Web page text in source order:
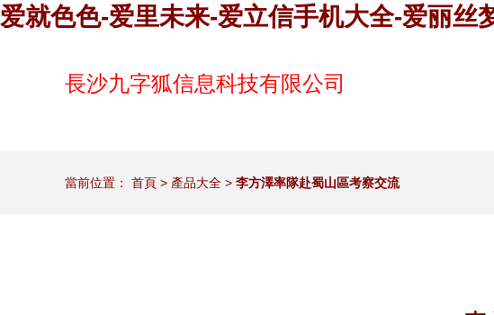
爱就色色-爱里未来-爱立信手机大全-爱丽丝
長沙九字狐信息科技有限公司
當前位置： 首頁 > 產品大全 > 李方澤率隊赴蜀山區考察交流